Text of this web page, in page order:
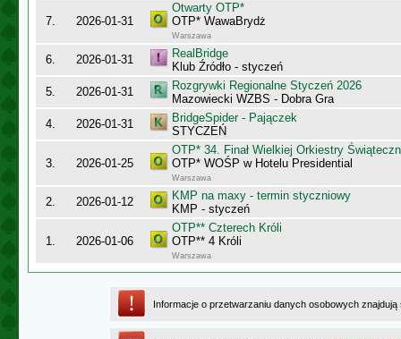
7. 2026-01-31
Otwarty OTP*
OTP* WawaBrydż
Warszawa
6. 2026-01-31
RealBridge
Klub Źródło - styczeń
5.
2026-01-31
Rozgrywki Regionalne Styczeń 2026
Mazowiecki WZBS - Dobra Gra
4.
2026-01-31
BridgeSpider - Pajączek
STYCZEŃ
3. 2026-01-25
OTP* 34. Finał Wielkiej Orkiestry
OTP* WOŚP w Hotelu Presidential
Warszawa
2. 2026-01-12
KMP na maxy - termin styczniowy
KMP - styczeń
1. 2026-01-06
OTP** Czterech Króli
OTP** 4 Króli
Warszawa
Informacje o przetwarzaniu danych osobowych